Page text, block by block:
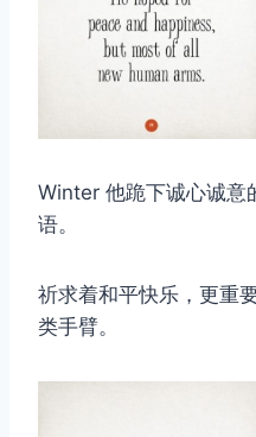
Winter 他跪下诚心诚意
语。
祈求着和平快乐，更重
类手臂。